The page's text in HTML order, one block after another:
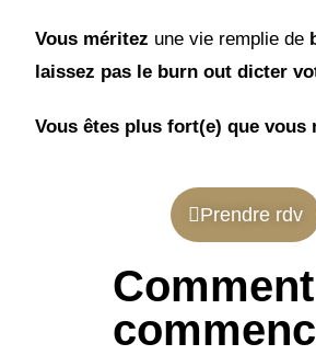
Vous méritez une vie remplie de
laissez pas le burn out dicter
Vous êtes plus fort(e) que vous
Prendre rdv